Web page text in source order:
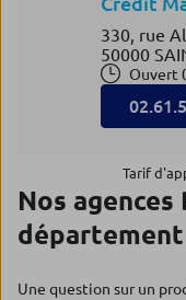
330, rue
50000
Ouvert
Tarif
Nos
département
Une question sur un